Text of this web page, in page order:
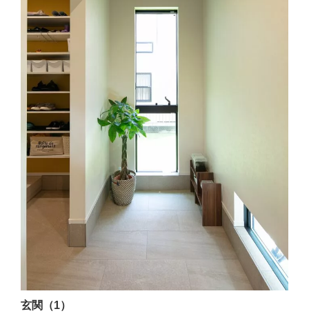
玄関（1）